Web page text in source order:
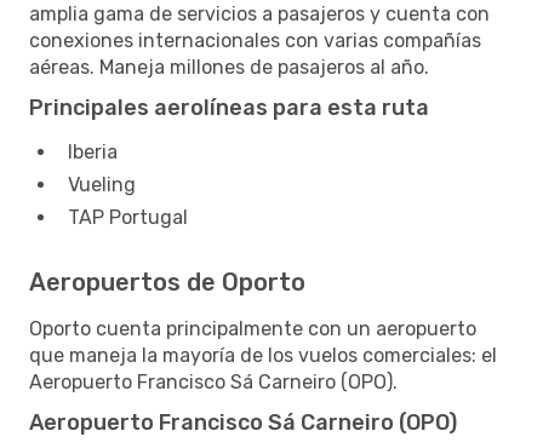
amplia gama de servicios a pasajeros y cuenta con
conexiones internacionales con varias compañías
aéreas. Maneja millones de pasajeros al año.
Principales aerolíneas para esta ruta
Iberia
Vueling
TAP Portugal
Aeropuertos de Oporto
Oporto cuenta principalmente con un aeropuerto
que maneja la mayoría de los vuelos comerciales: el
Aeropuerto Francisco Sá Carneiro (OPO).
Aeropuerto Francisco Sá Carneiro (OPO)